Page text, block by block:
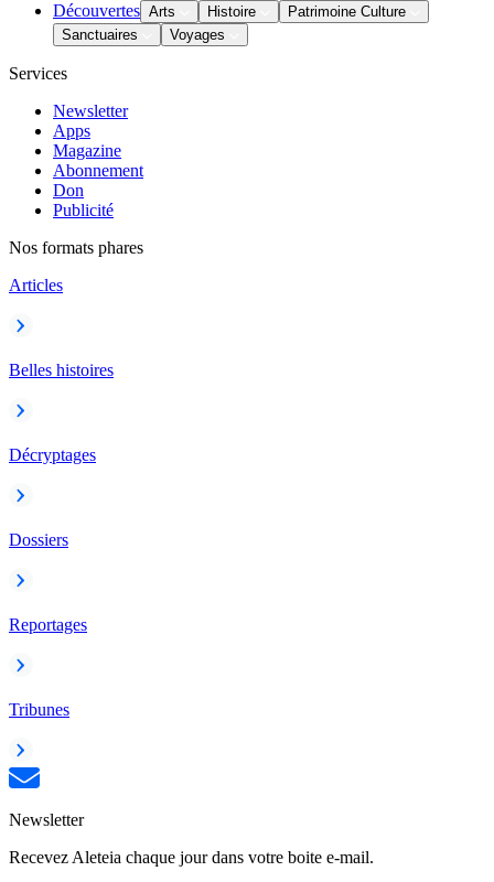
Découvertes Arts Histoire
Patrimoine Culture
Sanctuaires
Voyages
Services
Newsletter
Apps
Magazine
Abonnement
Don
Publicité
Nos formats phares
Articles
Belles histoires
Décryptages
Dossiers
Reportages
Tribunes
Newsletter
Recevez Aleteia chaque jour dans votre boite e-mail.